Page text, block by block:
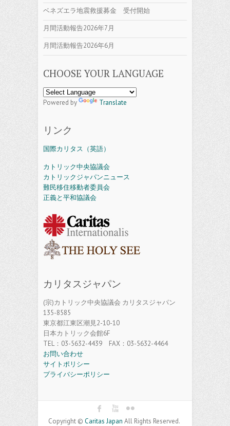
ベネズエラ地震救援募金 受付開始
月間活動報告2026年7月
月間活動報告2026年6月
CHOOSE YOUR LANGUAGE
Powered by Translate
リンク
国際カリタス（英語）
カトリック中央協議会
カトリックジャパンニュース
難民移住移動者委員会
正義と平和協議会
カリタスジャパン
(宗)カトリック中央協議会 カリタスジャパン
135-8585
東京都江東区潮見2-10-10
日本カトリック会館6F
TEL：03-5632-4439 FAX：03-5632-4464
お問い合わせ
サイトポリシー
プライバシーポリシー
Copyright © Caritas Japan All Rights Reserved.